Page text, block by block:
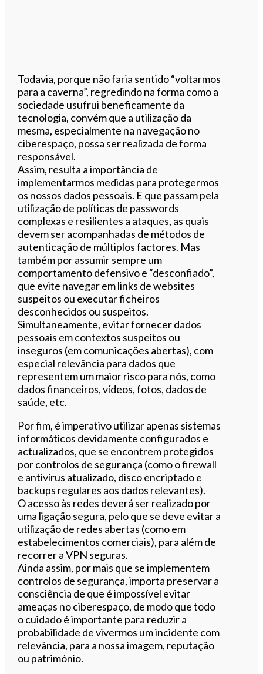
Todavia, porque não faria sentido “voltarmos
para a caverna”, regredindo na forma como a
sociedade usufrui beneficamente da
tecnologia, convém que a utilização da
mesma, especialmente na navegação no
ciberespaço, possa ser realizada de forma
responsável.
Assim, resulta a importância de
implementarmos medidas para protegermos
os nossos dados pessoais. E que passam pela
utilização de políticas de passwords
complexas e resilientes a ataques, as quais
devem ser acompanhadas de métodos de
autenticação de múltiplos factores. Mas
também por assumir sempre um
comportamento defensivo e “desconfiado”,
que evite navegar em links de websites
suspeitos ou executar ficheiros
desconhecidos ou suspeitos.
Simultaneamente, evitar fornecer dados
pessoais em contextos suspeitos ou
inseguros (em comunicações abertas), com
especial relevância para dados que
representem um maior risco para nós, como
dados financeiros, vídeos, fotos, dados de
saúde, etc.
Por fim, é imperativo utilizar apenas sistemas
informáticos devidamente configurados e
actualizados, que se encontrem protegidos
por controlos de segurança (como o firewall
e antivírus atualizado, disco encriptado e
backups regulares aos dados relevantes).
O acesso às redes deverá ser realizado por
uma ligação segura, pelo que se deve evitar a
utilização de redes abertas (como em
estabelecimentos comerciais), para além de
recorrer a VPN seguras.
Ainda assim, por mais que se implementem
controlos de segurança, importa preservar a
consciência de que é impossível evitar
ameaças no ciberespaço, de modo que todo
o cuidado é importante para reduzir a
probabilidade de vivermos um incidente com
relevância, para a nossa imagem, reputação
ou património.